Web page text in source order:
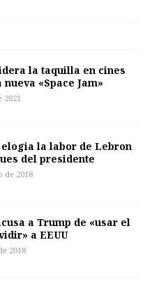
la taquilla en cines
nueva «Space Jam»
2021
la labor de Lebron
del presidente
de 2018
a Trump de «usar el
a EEUU
2018